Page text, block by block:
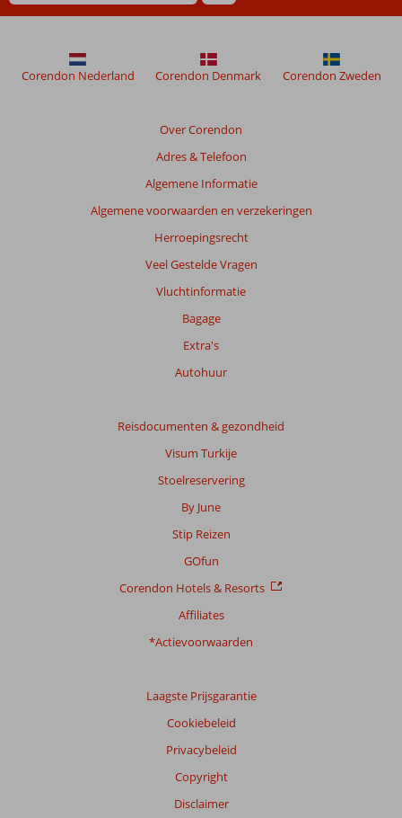
in
Over Corendon
Adres & Telefoon
Algemene Informatie
Algemene voorwaarden en verzekeringen
Herroepingsrecht
Veel Gestelde Vragen
Vluchtinformatie
Bagage
Extra's
Autohuur
Reisdocumenten & gezondheid
Visum Turkije
Stoelreservering
By June
Stip Reizen
GOfun
Corendon Hotels & Resorts
Affiliates
*Actievoorwaarden
Laagste Prijsgarantie
Cookiebeleid
Privacybeleid
Copyright
Disclaimer
Corendon Nederland Corendon Denmark Corendon Zweden